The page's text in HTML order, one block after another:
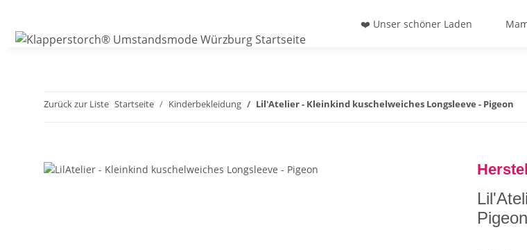
❤️ Unser schöner Laden
Zurück zur Liste Startseite Kinderbekleidung Lil'Atelier - Kleinkind kuschelweiches Longsleeve - Pigeon
Pigeon